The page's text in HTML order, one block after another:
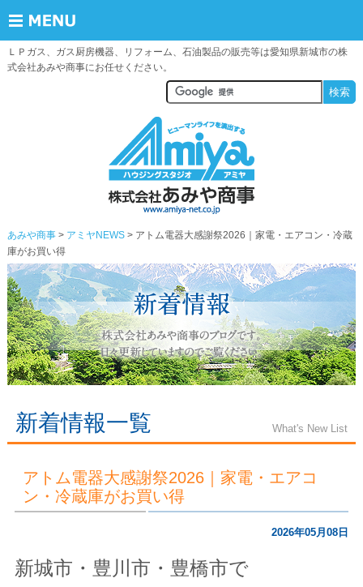
ＬＰガス、ガス厨房機器、リフォーム、石油製品の販売等は愛知県新城市の株
式会社あみや商事にお任せください。
あみや商事 アミヤNEWS> アトム電器大感謝祭2026｜家電・エアコン・冷蔵
庫がお買い得
新着情報一覧 What's New List
アトム電器大感謝祭2026｜家電・エアコ
ン・冷蔵庫がお買い得
2026年05月08日
新城市・豊川市・豊橋市で